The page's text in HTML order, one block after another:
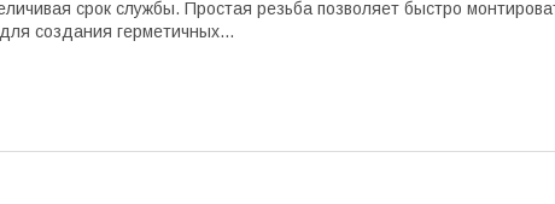
срок службы. Простая резьба позволяет быстро
создания герметичных...